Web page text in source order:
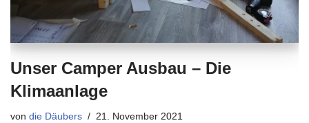
Unser Camper Ausbau – Die
Klimaanlage
von die Däubers 21. November 2021